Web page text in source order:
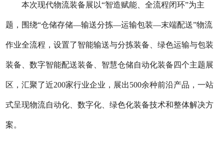
本次现代物流装备展以“智造赋能、全流程闭环”为主
题，围绕“仓储存储—输送分拣—运输包装—末端配送”物流
作业全流程，设置了智能输送与分拣装备、绿色运输与包装
装备、数字智能配送装备、智慧仓储自动化装备四个主题展
区，汇聚了近200家行业企业，展出500余种前沿产品，一站
式呈现物流自动化、数字化、绿色化装备技术和整体解决方
案。